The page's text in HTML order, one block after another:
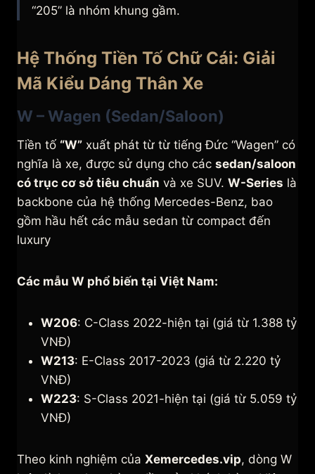
“205” là nhóm khung gầm.
Hệ Thống Tiền Tố Chữ Cái: Giải
Mã Kiểu Dáng Thân Xe
W – Wagen (Sedan/Saloon)
Tiền tố “W” xuất phát từ từ tiếng Đức “Wagen” có
nghĩa là xe, được sử dụng cho các sedan/saloon
có trục cơ sở tiêu chuẩn và xe SUV. W-Series là
backbone của hệ thống Mercedes-Benz, bao
gồm hầu hết các mẫu sedan từ compact đến
luxury
Các mẫu W phổ biến tại Việt Nam:
W206: C-Class 2022-hiện tại (giá từ 1.388 tỷ
VNĐ)
W213: E-Class 2017-2023 (giá từ 2.220 tỷ
VNĐ)
W223: S-Class 2021-hiện tại (giá từ 5.059 tỷ
VNĐ)
Theo kinh nghiệm của Xemercedes.vip, dòng W